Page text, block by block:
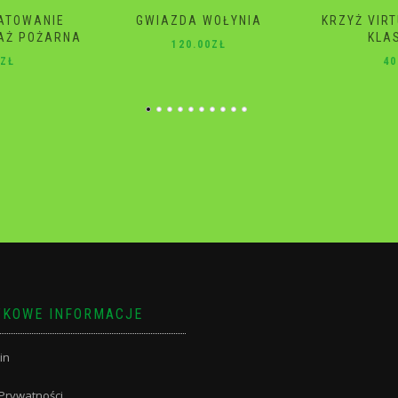
ZŁ
KRZYŻ VIRTUTI MILITARI 4
KLASA 2 RP
INFORMACJE